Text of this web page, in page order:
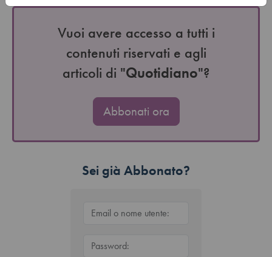
Vuoi avere accesso a tutti i
contenuti riservati e agli
articoli di "Quotidiano"?
Abbonati ora
Sei già Abbonato?